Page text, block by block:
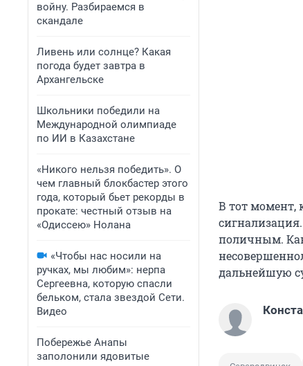
войну. Разбираемся в
скандале
Ливень или солнце? Какая
погода будет завтра в
Архангельске
Школьники победили на
Международной олимпиаде
по ИИ в Казахстане
«Никого нельзя победить». О
чем главный блокбастер этого
года, который бьет рекорды в
прокате: честный отзыв на
«Одиссею» Нолана
«Чтобы нас носили на
ручках, мы любим»: нерпа
Сергеевна, которую спасли
бельком, стала звездой Сети.
Видео
Побережье Анапы
заполонили ядовитые
В тот момент,
поличным.
дальнейшую